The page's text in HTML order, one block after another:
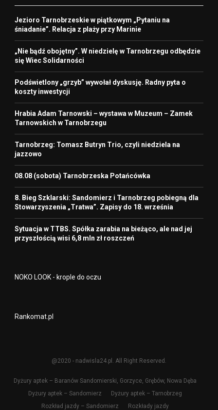
Jezioro Tarnobrzeskie w piątkowym „Pytaniu na
śniadanie”. Relacja z plaży przy Marinie
„Nie bądź obojętny”. W niedzielę w Tarnobrzegu odbędzie
się Wiec Solidarności
Podświetlony „grzyb” wywołał dyskusję. Radny pyta o
koszty inwestycji
Hrabia Adam Tarnowski – wystawa w Muzeum – Zamek
Tarnowskich w Tarnobrzegu
Tarnobrzeg: Tomasz Butryn Trio, czyli niedziela na
jazzowo
08.08 (sobota) Tarnobrzeska Potańcówka
8. Bieg Szklarski: Sandomierz i Tarnobrzeg pobiegną dla
Stowarzyszenia „Tratwa”. Zapisy do 18. września
Sytuacja w TTBS. Spółka zarabia na bieżąco, ale nad jej
przyszłością wisi 6,8 mln zł roszczeń
NOKO LOOK - krople do oczu
Rankomat.pl
@2020 - nadwisla24.pl. All Right Reserved.
Dyżury aptek – Baranów Sandomierski, Gorzyce, Grębów, Nowa Dęba
Dyżury aptek – Sandomierz
Dyżury aptek – Tarnobrzeg
Rozkład jazdy – Sandomierz
Rozkłady jazdy